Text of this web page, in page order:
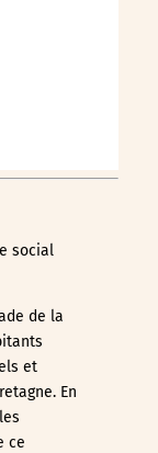
social
de la
et
En
ce